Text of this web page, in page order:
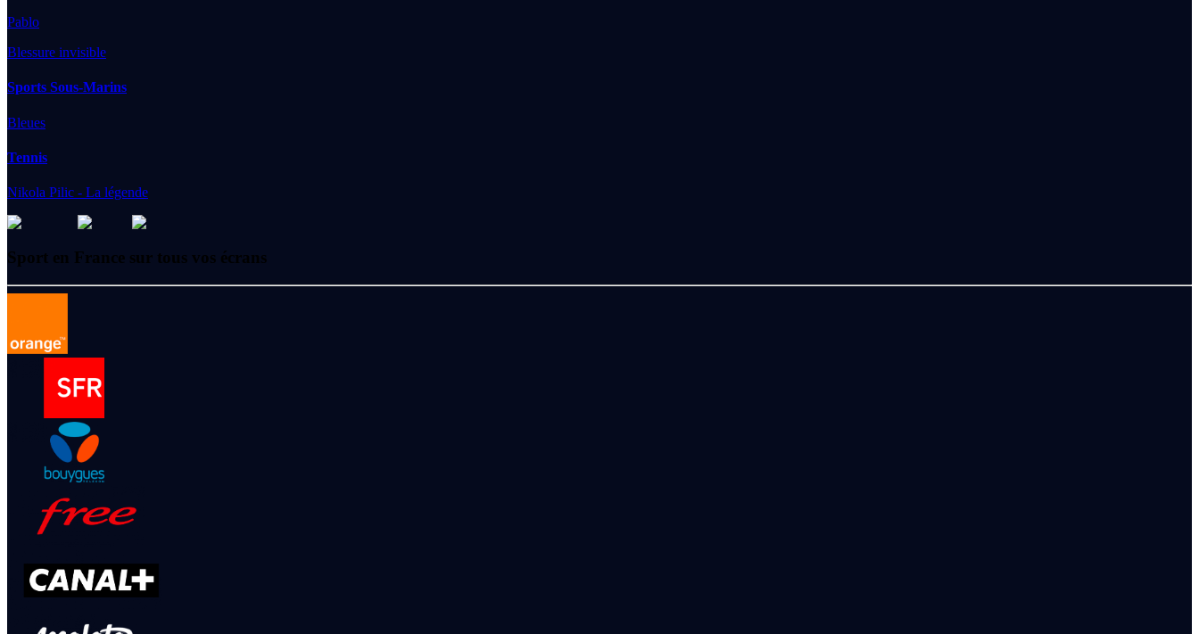
Pablo
Blessure invisible
Sports Sous-Marins
Bleues
Tennis
Nikola Pilic - La légende
Sport en France sur tous vos écrans